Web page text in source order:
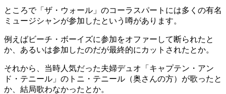
ところで「ザ・ウォール」のコーラスパートには多くの有名
ミュージシャンが参加したという噂があります。
例えばビーチ・ボーイズに参加をオファーして断られたと
か、あるいは参加したのだが最終的にカットされたとか。
それから、当時人気だった夫婦デュオ「キャプテン・アン
ド・テニール」のトニ・テニール（奥さんの方）が歌ったと
か、結局歌わなかったとか。